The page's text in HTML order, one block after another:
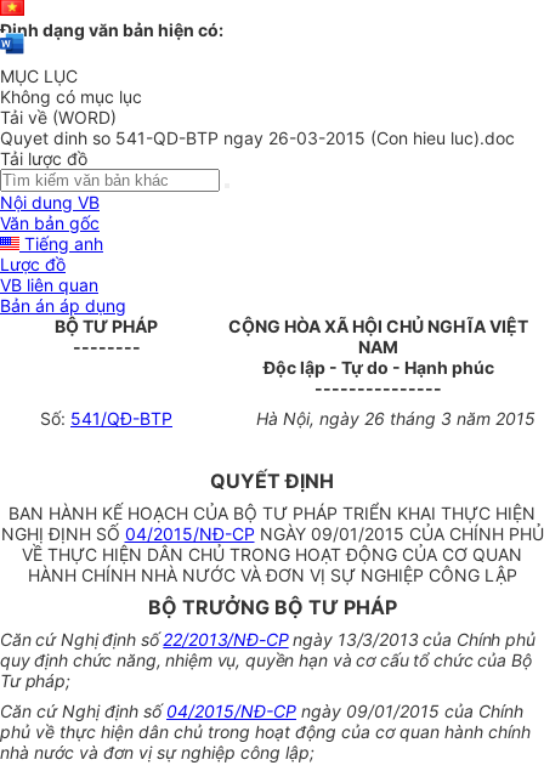
Định dạng văn bản hiện có:
MỤC LỤC
Không có mục lục
Tải về (WORD)
Quyet dinh so 541-QD-BTP ngay 26-03-2015 (Con hieu luc).doc
Tải lược đồ
Nội dung VB
Văn bản gốc
Tiếng anh
Lược đồ
VB liên quan
Bản án áp dụng
BỘ TƯ PHÁP
--------
CỘNG HÒA XÃ HỘI CHỦ NGHĨA VIỆT
NAM
Độc lập - Tự do - Hạnh phúc
---------------
Số: 541/QĐ-BTP Hà Nội, ngày 26 tháng 3 năm 2015
QUYẾT ĐỊNH
BAN HÀNH KẾ HOẠCH CỦA BỘ TƯ PHÁP TRIỂN KHAI THỰC HIỆN
NGHỊ ĐỊNH SỐ 04/2015/NĐ-CP NGÀY 09/01/2015 CỦA CHÍNH PHỦ
VỀ THỰC HIỆN DÂN CHỦ TRONG HOẠT ĐỘNG CỦA CƠ QUAN
HÀNH CHÍNH NHÀ NƯỚC VÀ ĐƠN VỊ SỰ NGHIỆP CÔNG LẬP
BỘ TRƯỞNG BỘ TƯ PHÁP
Căn cứ Nghị định số22/2013/NĐ-CPngày 13/3/2013 của Chính phủ
quy định chức năng, nhiệm vụ, quyền hạn và cơ cấu tổ chức của Bộ
Tư pháp;
Căn cứ Nghị định số04/2015/NĐ-CP ngày 09/01/2015 của Chính
phủ về thực hiện dân chủ trong hoạt động của cơ quan hành chính
nhà nước và đơn vị sự nghiệp công lập;